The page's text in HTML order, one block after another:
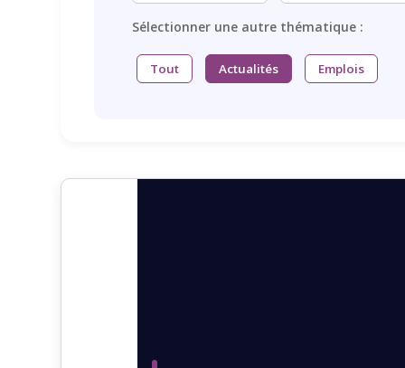
Sélectionner une autre thématique :
Tout Actualités Emplois